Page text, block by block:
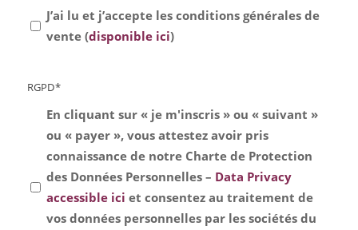
J’ai lu et j’accepte les conditions générales de
vente (disponible ici)
RGPD*
En cliquant sur « je m'inscris » ou « suivant »
ou « payer », vous attestez avoir pris
connaissance de notre Charte de Protection
des Données Personnelles – Data Privacy
accessible ici et consentez au traitement de
vos données personnelles par les sociétés du